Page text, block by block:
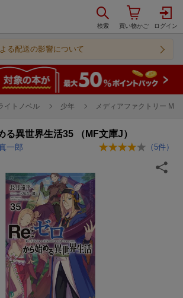
る配送の影響について
イトノベル 少年 メディアファクトリー MF
る異世界生活35 （MF文庫J）
一郎 （5件）